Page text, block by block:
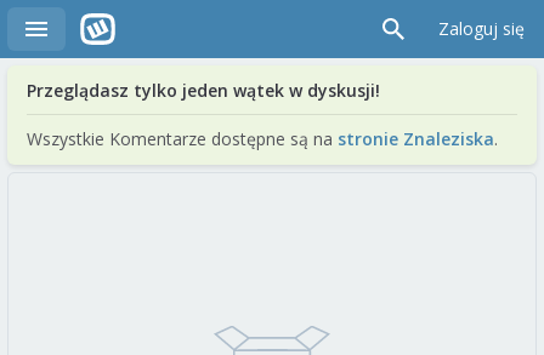
Zaloguj się
Przeglądasz tylko jeden wątek w dyskusji!
Wszystkie Komentarze dostępne są na stronie Znaleziska.